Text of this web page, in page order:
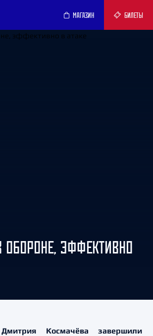
МАГАЗИН БИЛЕТЫ
ОБОРОНЕ, ЭФФЕКТИВНО
Космачёва завершили